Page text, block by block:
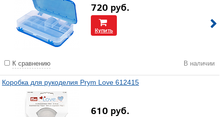
720 руб.
Купить
К сравнению В наличии
Коробка для рукоделия Prym Love 612415
610 руб.